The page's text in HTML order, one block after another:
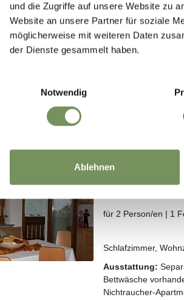
und die Zugriffe auf unsere Website zu
Website an unsere Partner für soziale
möglicherweise mit weiteren Daten
der Dienste gesammelt haben.
Notwendig
Ablehnen